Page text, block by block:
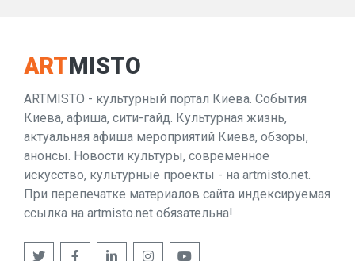
ARTMISTO
ARTMISTO - культурный портал Киева. События
Киева, афиша, сити-гайд. Культурная жизнь,
актуальная афиша мероприятий Киева, обзоры,
анонсы. Новости культуры, современное
искусство, культурные проекты - на artmisto.net.
При перепечатке материалов сайта индексируемая
ссылка на artmisto.net обязательна!